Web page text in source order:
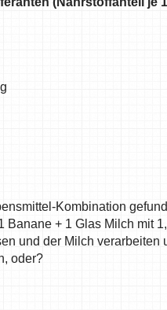
Kombination
Banane + 1 Glas Milch mit
und der Milch
oder?